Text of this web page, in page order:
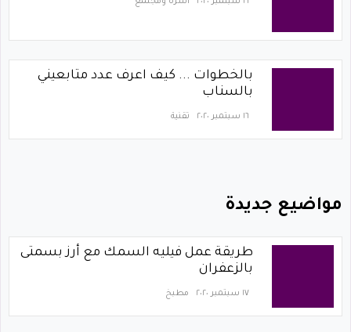
بالخطوات ... كيف اعرف عدد متابعيني
بالسناب
١٦ سبتمبر ٢٠٢٠ تقنية
مواضيع جديدة
طريقة عمل فيليه السمك مع أرز بسمتى
بالزعفران
١٧ سبتمبر ٢٠٢٠ مطبخ